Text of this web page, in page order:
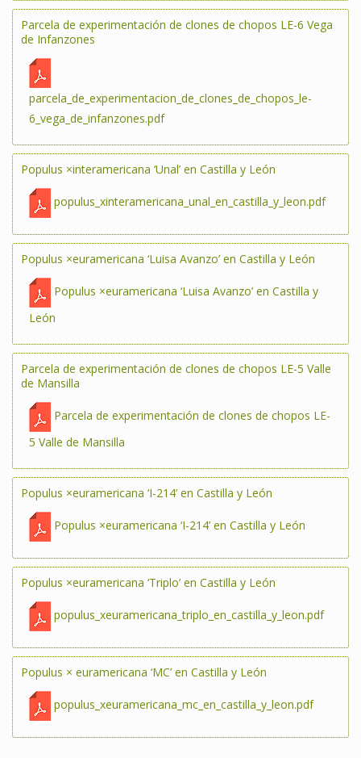
Parcela de experimentación de clones de chopos LE-6 Vega
de Infanzones
parcela_de_experimentacion_de_clones_de_chopos_le-
6_vega_de_infanzones.pdf
Populus ×interamericana ‘Unal’ en Castilla y León
populus_xinteramericana_unal_en_castilla_y_leon.pdf
Populus ×euramericana ‘Luisa Avanzo’ en Castilla y León
Populus ×euramericana ‘Luisa Avanzo’ en Castilla y
León
Parcela de experimentación de clones de chopos LE-5 Valle
de Mansilla
Parcela de experimentación de clones de chopos LE-
5 Valle de Mansilla
Populus ×euramericana ‘I-214’ en Castilla y León
Populus ×euramericana ‘I-214’ en Castilla y León
Populus ×euramericana ‘Triplo’ en Castilla y León
populus_xeuramericana_triplo_en_castilla_y_leon.pdf
Populus × euramericana ‘MC’ en Castilla y León
populus_xeuramericana_mc_en_castilla_y_leon.pdf